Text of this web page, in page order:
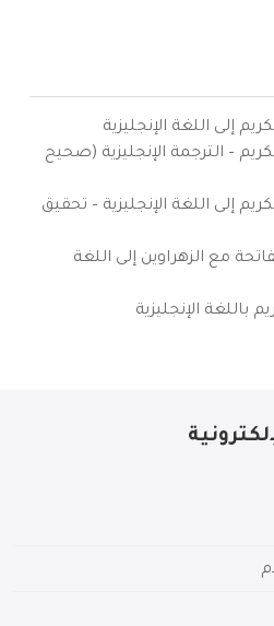
إلى اللغة الإنجليزية
– الترجمة الإنجليزية (صحيح
إلى اللغة الإنجليزية – تحقيق
مع الزهراوين إلى اللغة
باللغة الإنجليزية